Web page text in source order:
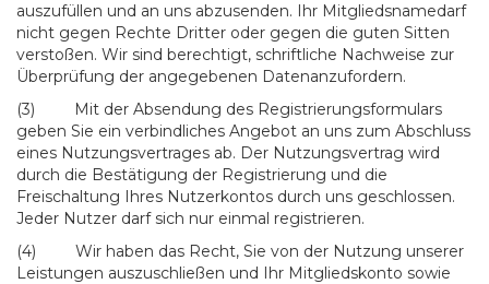
auszufüllen und an uns abzusenden. Ihr Mitgliedsnamedarf
nicht gegen Rechte Dritter oder gegen die guten Sitten
verstoßen. Wir sind berechtigt, schriftliche Nachweise zur
Überprüfung der angegebenen Datenanzufordern.
(3) Mit der Absendung des Registrierungsformulars
geben Sie ein verbindliches Angebot an uns zum Abschluss
eines Nutzungsvertrages ab. Der Nutzungsvertrag wird
durch die Bestätigung der Registrierung und die
Freischaltung Ihres Nutzerkontos durch uns geschlossen.
Jeder Nutzer darf sich nur einmal registrieren.
(4) Wir haben das Recht, Sie von der Nutzung unserer
Leistungen auszuschließen und Ihr Mitgliedskonto sowie